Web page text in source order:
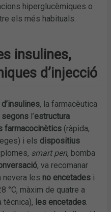
hiperglucèmiques o
els més habituals.
insulines,
d’injecció
, la farmacèutica
l’estructura
farmacocinètics (ràpida,
i els dispositius
smart pen, bomba
, va recomanar
nevera les no encetades i
°C, màxim de quatre a
tècnica), les encetades.